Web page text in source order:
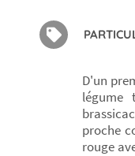
D'un
légume
proche
rouge